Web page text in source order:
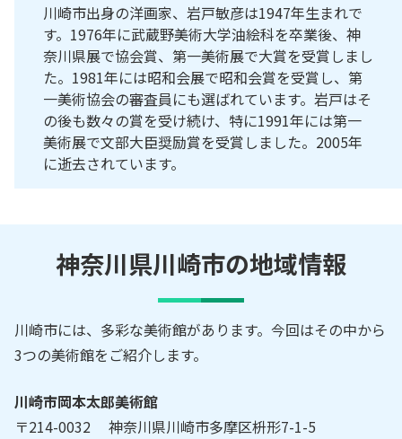
川崎市出身の洋画家、岩戸敏彦は1947年生まれで
す。1976年に武蔵野美術大学油絵科を卒業後、神
奈川県展で協会賞、第一美術展で大賞を受賞しまし
た。1981年には昭和会展で昭和会賞を受賞し、第
一美術協会の審査員にも選ばれています。岩戸はそ
の後も数々の賞を受け続け、特に1991年には第一
美術展で文部大臣奨励賞を受賞しました。2005年
に逝去されています。
神奈川県川崎市の地域情報
川崎市には、多彩な美術館があります。今回はその中から
3つの美術館をご紹介します。
川崎市岡本太郎美術館
〒214-0032 神奈川県川崎市多摩区枡形7-1-5